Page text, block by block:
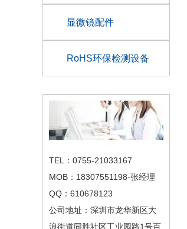
显微镜配件
RoHS环保检测设备
TEL：0755-21033167
MOB：18307551198-张经理
QQ：610678123
公司地址：深圳市龙华新区大
浪街道同胜社区工业园路1号百